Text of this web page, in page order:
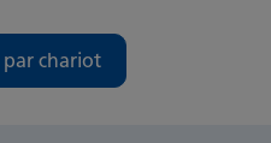
par chariot